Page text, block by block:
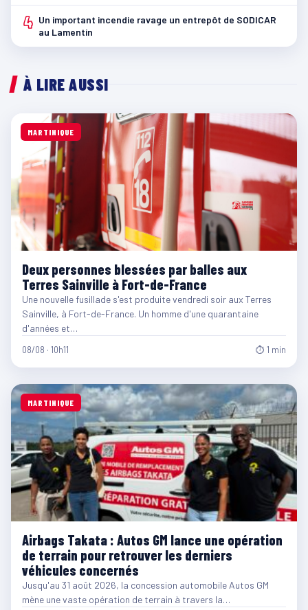
4 Un important incendie ravage un entrepôt de SODICAR
au Lamentin
À LIRE AUSSI
MARTINIQUE
Deux personnes blessées par balles aux
Terres Sainville à Fort-de-France
Une nouvelle fusillade s'est produite vendredi soir aux Terres
Sainville, à Fort-de-France. Un homme d'une quarantaine
d'années et…
08/08 · 10h11 ⏱ 1 min
MARTINIQUE
Airbags Takata : Autos GM lance une opération
de terrain pour retrouver les derniers
véhicules concernés
Jusqu'au 31 août 2026, la concession automobile Autos GM
mène une vaste opération de terrain à travers la…